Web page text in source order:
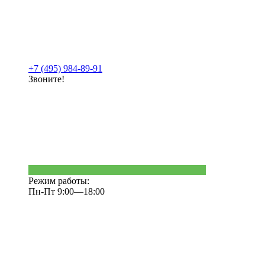
+7 (495) 984-89-91
Звоните!
Режим работы:
Пн-Пт 9:00—18:00